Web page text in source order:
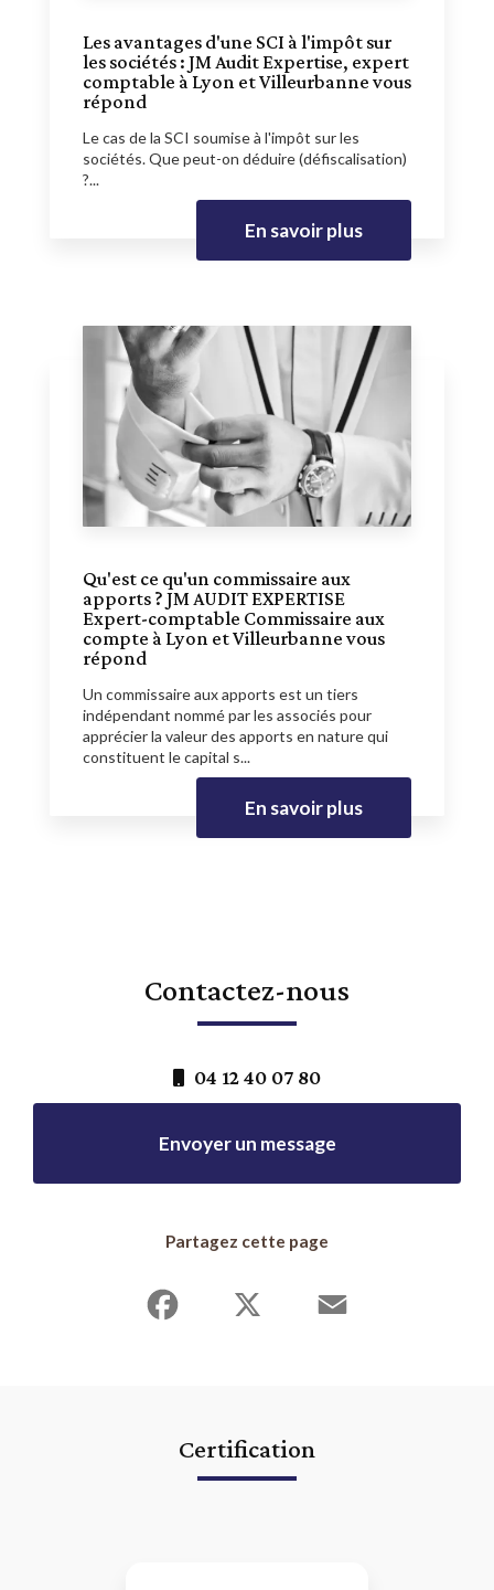
Les avantages d'une SCI à l'impôt sur
les sociétés : JM Audit Expertise, expert
comptable à Lyon et Villeurbanne vous
répond
Le cas de la SCI soumise à l'impôt sur les
sociétés. Que peut-on déduire (défiscalisation)
?...
En savoir plus
Qu'est ce qu'un commissaire aux
apports ? JM AUDIT EXPERTISE
Expert-comptable Commissaire aux
compte à Lyon et Villeurbanne vous
répond
Un commissaire aux apports est un tiers
indépendant nommé par les associés pour
apprécier la valeur des apports en nature qui
constituent le capital s...
En savoir plus
Contactez-nous
04 12 40 07 80
Envoyer un message
Partagez cette page
Certification